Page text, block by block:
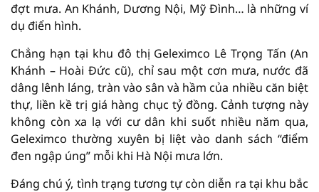
đợt mưa. An Khánh, Dương Nội, Mỹ Đình… là những ví
dụ điển hình.
Chẳng hạn tại khu đô thị Geleximco Lê Trọng Tấn (An
Khánh – Hoài Đức cũ), chỉ sau một cơn mưa, nước đã
dâng lênh láng, tràn vào sân và hầm của nhiều căn biệt
thự, liền kề trị giá hàng chục tỷ đồng. Cảnh tượng này
không còn xa lạ với cư dân khi suốt nhiều năm qua,
Geleximco thường xuyên bị liệt vào danh sách “điểm
đen ngập úng” mỗi khi Hà Nội mưa lớn.
Đáng chú ý, tình trạng tương tự còn diễn ra tại khu bắc